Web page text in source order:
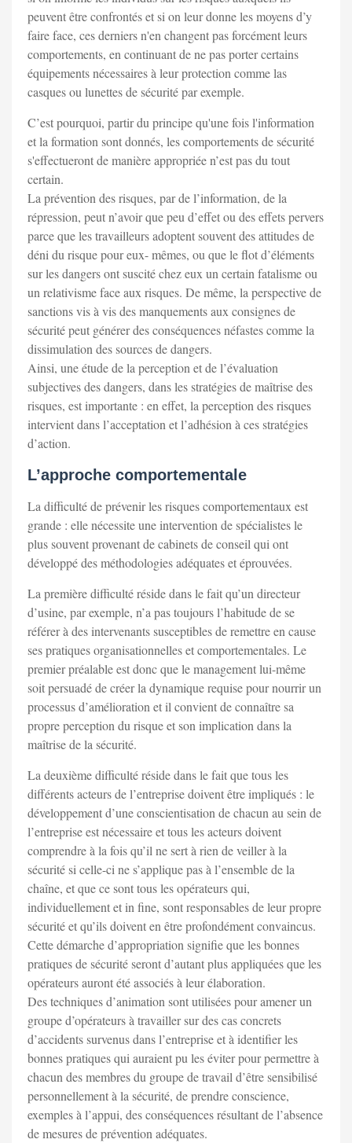
peuvent être confrontés et si on leur donne les moyens d’y
faire face, ces derniers n'en changent pas forcément leurs
comportements, en continuant de ne pas porter certains
équipements nécessaires à leur protection comme las
casques ou lunettes de sécurité par exemple.
C’est pourquoi, partir du principe qu'une fois l'information
et la formation sont donnés, les comportements de sécurité
s'effectueront de manière appropriée n’est pas du tout
certain.
La prévention des risques, par de l’information, de la
répression, peut n’avoir que peu d’effet ou des effets pervers
parce que les travailleurs adoptent souvent des attitudes de
déni du risque pour eux- mêmes, ou que le flot d’éléments
sur les dangers ont suscité chez eux un certain fatalisme ou
un relativisme face aux risques. De même, la perspective de
sanctions vis à vis des manquements aux consignes de
sécurité peut générer des conséquences néfastes comme la
dissimulation des sources de dangers.
Ainsi, une étude de la perception et de l’évaluation
subjectives des dangers, dans les stratégies de maîtrise des
risques, est importante : en effet, la perception des risques
intervient dans l’acceptation et l’adhésion à ces stratégies
d’action.
L’approche comportementale
La difficulté de prévenir les risques comportementaux est
grande : elle nécessite une intervention de spécialistes le
plus souvent provenant de cabinets de conseil qui ont
développé des méthodologies adéquates et éprouvées.
La première difficulté réside dans le fait qu’un directeur
d’usine, par exemple, n’a pas toujours l’habitude de se
référer à des intervenants susceptibles de remettre en cause
ses pratiques organisationnelles et comportementales. Le
premier préalable est donc que le management lui-même
soit persuadé de créer la dynamique requise pour nourrir un
processus d’amélioration et il convient de connaître sa
propre perception du risque et son implication dans la
maîtrise de la sécurité.
La deuxième difficulté réside dans le fait que tous les
différents acteurs de l’entreprise doivent être impliqués : le
développement d’une conscientisation de chacun au sein de
l’entreprise est nécessaire et tous les acteurs doivent
comprendre à la fois qu’il ne sert à rien de veiller à la
sécurité si celle-ci ne s’applique pas à l’ensemble de la
chaîne, et que ce sont tous les opérateurs qui,
individuellement et in fine, sont responsables de leur propre
sécurité et qu’ils doivent en être profondément convaincus.
Cette démarche d’appropriation signifie que les bonnes
pratiques de sécurité seront d’autant plus appliquées que les
opérateurs auront été associés à leur élaboration.
Des techniques d’animation sont utilisées pour amener un
groupe d’opérateurs à travailler sur des cas concrets
d’accidents survenus dans l’entreprise et à identifier les
bonnes pratiques qui auraient pu les éviter pour permettre à
chacun des membres du groupe de travail d’être sensibilisé
personnellement à la sécurité, de prendre conscience,
exemples à l’appui, des conséquences résultant de l’absence
de mesures de prévention adéquates.